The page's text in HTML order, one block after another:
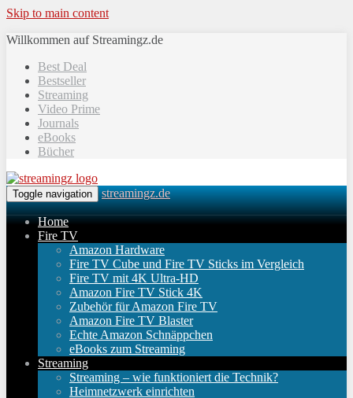
Skip to main content
Willkommen auf Streamingz.de
Best Deal
Bestseller
Streaming
Video Prime
Journals
eBooks
Bücher
Toggle navigation streamingz.de
Home
Fire TV
Amazon Hardware
Fire TV Cube und Fire TV Sticks im Vergleich
Fire TV mit 4K Ultra-HD
Amazon Fire TV Stick 4K
Zubehör für Amazon Fire TV
Amazon Fire TV Blaster
Echte Amazon Schnäppchen
eBooks zum Streaming
Streaming
Streaming – wie funktioniert die Technik?
Heimnetzwerk einrichten